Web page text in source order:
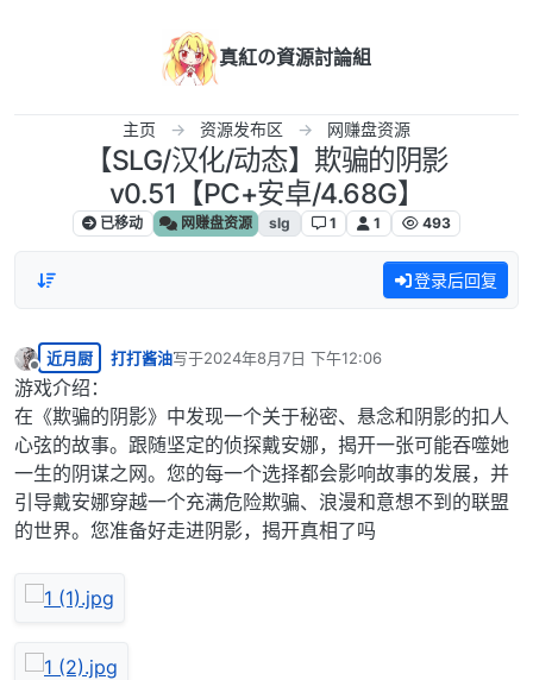
真紅の資源討論組
主页 资源发布区 网赚盘资源
【SLG/汉化/动态】欺骗的阴影
v0.51【PC+安卓/4.68G】
已移动 网赚盘资源 slg 1 1 493
登录后回复
离线
近月厨 打打酱油写于2024年8月7日 下午12:06
最后由 编辑
游戏介绍：
在《欺骗的阴影》中发现一个关于秘密、悬念和阴影的扣人
心弦的故事。跟随坚定的侦探戴安娜，揭开一张可能吞噬她
一生的阴谋之网。您的每一个选择都会影响故事的发展，并
引导戴安娜穿越一个充满危险欺骗、浪漫和意想不到的联盟
的世界。您准备好走进阴影，揭开真相了吗